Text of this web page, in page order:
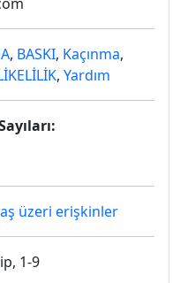
, BASKI, Kaçınma,
, Yardım
üzeri erişkinler
1-9